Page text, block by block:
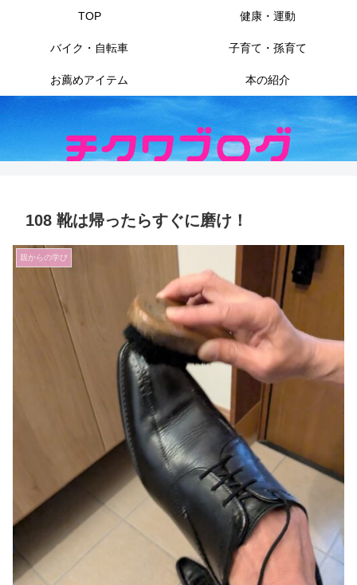
TOP 健康・運動
バイク・自転車 子育て・孫育て
お薦めアイテム 本の紹介
108 靴は帰ったらすぐに磨け！
親からの学び